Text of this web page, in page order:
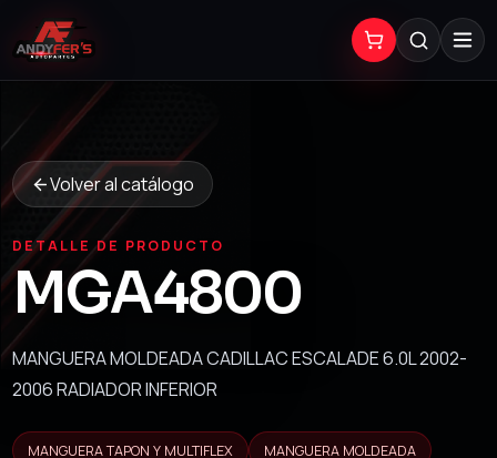
Volver al catálogo
DETALLE DE PRODUCTO
MGA4800
MANGUERA MOLDEADA CADILLAC ESCALADE 6.0L 2002-
2006 RADIADOR INFERIOR
MANGUERA TAPON Y MULTIFLEX
MANGUERA MOLDEADA